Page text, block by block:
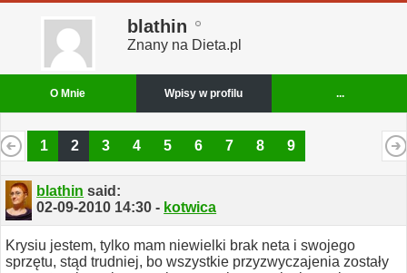
blathin
Znany na Dieta.pl
O Mnie Wpisy w profilu ...
1 2 3 4 5 6 7 8 9
blathin said:
02-09-2010 14:30 - kotwica
Krysiu jestem, tylko mam niewielki brak neta i swojego
sprzętu, stąd trudniej, bo wszystkie przyzwyczajenia zostały